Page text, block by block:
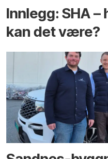
Innlegg: SHA –
kan det være?